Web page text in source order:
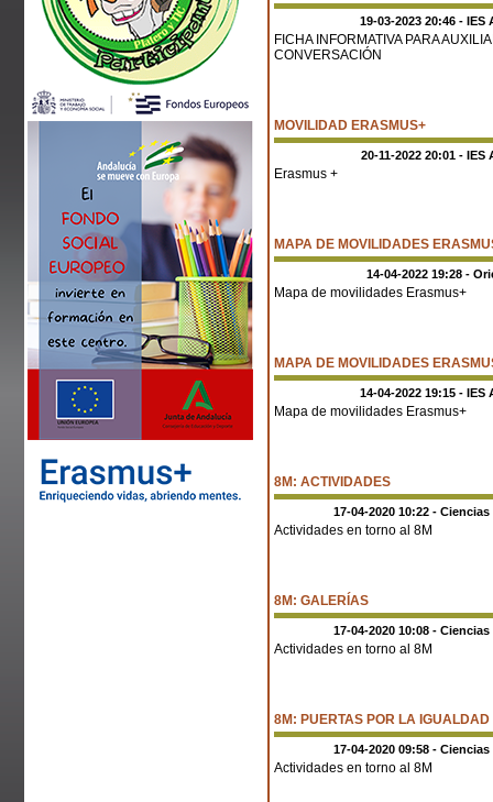
19-03-2023 20:46 - IES
FICHA INFORMATIVA PARA
CONVERSACIÓN
MOVILIDAD ERASMUS+
20-11-2022 20:01 - IES
Erasmus +
MAPA DE MOVILIDADES
14-04-2022 19:28 -
Mapa de movilidades Erasmus+
MAPA DE MOVILIDADES
14-04-2022 19:15 - IES
Mapa de movilidades Erasmus+
8M: ACTIVIDADES
17-04-2020 10:22 -
Actividades en torno al 8M
8M: GALERÍAS
17-04-2020 10:08 -
Actividades en torno al 8M
8M: PUERTAS POR LA IGUALDAD
17-04-2020 09:58 -
Actividades en torno al 8M